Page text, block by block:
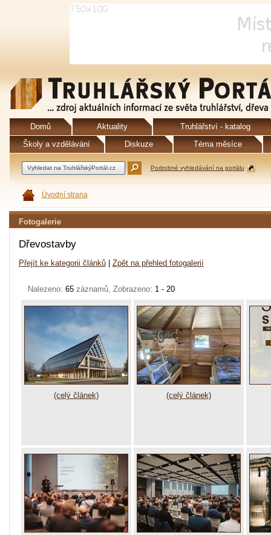
Domů Aktuality
Truhlářství - katalog
Školy a vzdělávání
Diskuze Téma měsíce
Podrobné vyhledávání na portálu
Úvodní strana
Fotogalerie
Dřevostavby
Přejít ke kategorii článků| Zpět na přehled fotogalerií
Nalezeno: 65 záznamů, Zobrazeno: 1 - 20
(celý článek) (celý článek)